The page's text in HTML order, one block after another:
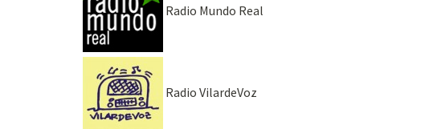
Radio Mundo Real
Radio VilardeVoz